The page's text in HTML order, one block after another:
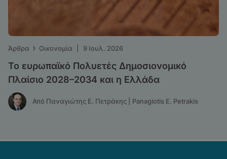
Άρθρα › Οικονομία 9 Ιουλ. 2026
Το ευρωπαϊκό Πολυετές Δημοσιονομικό
Πλαίσιο 2028–2034 και η Ελλάδα
Από Παναγιώτης Ε. Πετράκης | Panagiotis E. Petrakis